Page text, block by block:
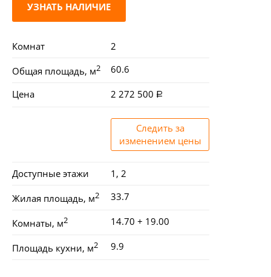
УЗНАТЬ НАЛИЧИЕ
Комнат 2
Общая площадь, м2 60.6
Цена 2 272 500
Следить за
изменением цены
Доступные этажи 1, 2
Жилая площадь, м2 33.7
Комнаты, м2 14.70 + 19.00
Площадь кухни, м2 9.9